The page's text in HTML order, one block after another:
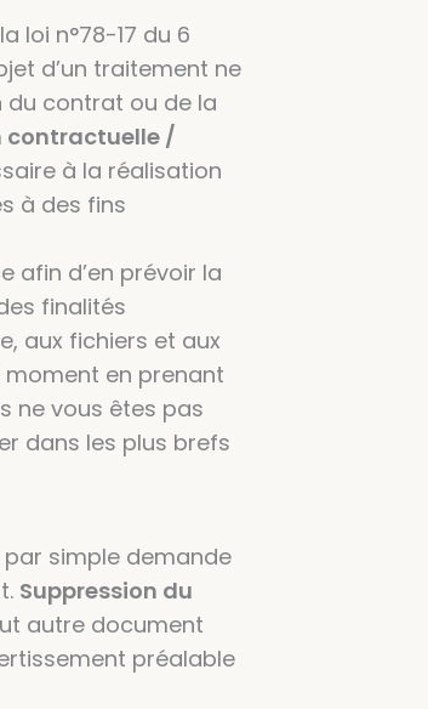
loi n°78-17 du 6
d’un traitement ne
du contrat ou de la
contractuelle /
à la réalisation
à des fins
afin d’en prévoir la
finalités
aux fichiers et aux
moment en prenant
ne vous êtes pas
dans les plus brefs
simple demande
Suppression du
autre document
préalable